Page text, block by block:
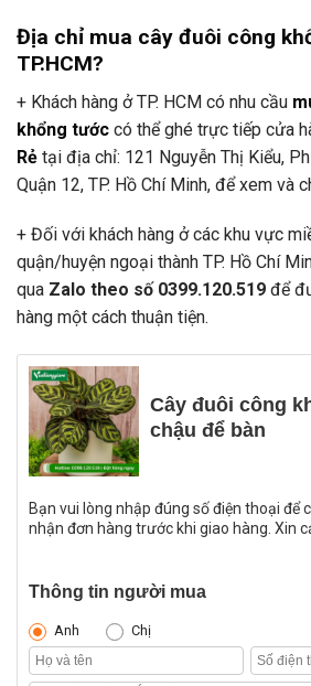
Địa chỉ mua cây đuôi công
TP.HCM?
+ Khách hàng ở TP. HCM có nhu cầu
khổng tước có thể ghé trực tiếp cửa
Rẻ tại địa chỉ: 121 Nguyễn Thị Kiểu,
Quận 12, TP. Hồ Chí Minh, để xem và
+ Đối với khách hàng ở các khu vực
quận/huyện ngoại thành TP. Hồ Chí
qua Zalo theo số 0399.120.519 để
hàng một cách thuận tiện.
Cây đuôi công
chậu để bàn
Bạn vui lòng nhập đúng số điện thoại để
nhận đơn hàng trước khi giao hàng. Xin
Thông tin người mua
Anh Chị